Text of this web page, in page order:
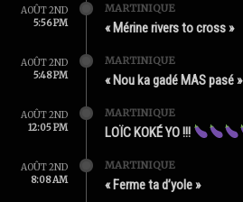
AOÛT 2ND
5:56 PM
MARTINIQUE
« Mérine rivers to cross »
AOÛT 2ND
5:48 PM
MARTINIQUE
« Nou ka gadé MAS pasé »
AOÛT 2ND
12:05 PM
MARTINIQUE
LOÏC KOKÉ YO !!!
AOÛT 2ND
8:08 AM
MARTINIQUE
« Ferme ta d’yole »